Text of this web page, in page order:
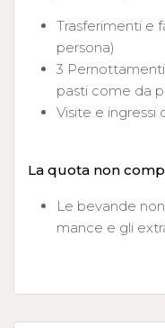
Trasferimenti e
persona)
3
pasti come da
Visite e
La quota non
Le bevande
mance e gli